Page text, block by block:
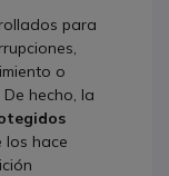
para
o
hecho, la
los hace